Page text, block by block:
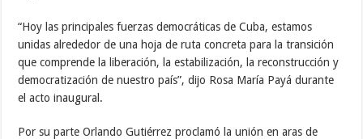
“Hoy las principales fuerzas democráticas de Cuba, estamos
unidas alrededor de una hoja de ruta concreta para la transición
que comprende la liberación, la estabilización, la reconstrucción y
democratización de nuestro país”, dijo Rosa María Payá durante
el acto inaugural.
Por su parte Orlando Gutiérrez proclamó la unión en aras de